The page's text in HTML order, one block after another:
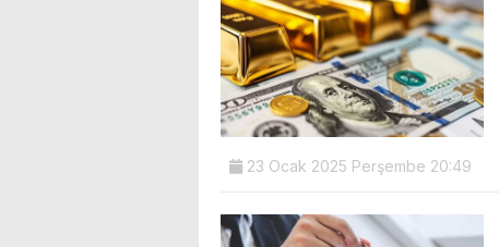
23 Ocak 2025 Perşembe 20:49